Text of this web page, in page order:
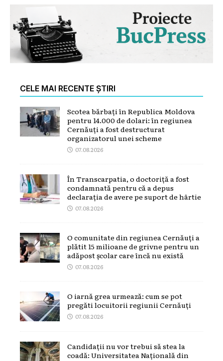
CELE MAI RECENTE ȘTIRI
Scotea bărbați în Republica Moldova
pentru 14.000 de dolari: în regiunea
Cernăuți a fost destructurat
organizatorul unei scheme
07.08.2026
În Transcarpatia, o doctoriță a fost
condamnată pentru că a depus
declarația de avere pe suport de hârtie
07.08.2026
O comunitate din regiunea Cernăuți a
plătit 15 milioane de grivne pentru un
adăpost școlar care încă nu există
07.08.2026
O iarnă grea urmează: cum se pot
pregăti locuitorii regiunii Cernăuți
07.08.2026
Candidații nu vor trebui să stea la
coadă: Universitatea Națională din